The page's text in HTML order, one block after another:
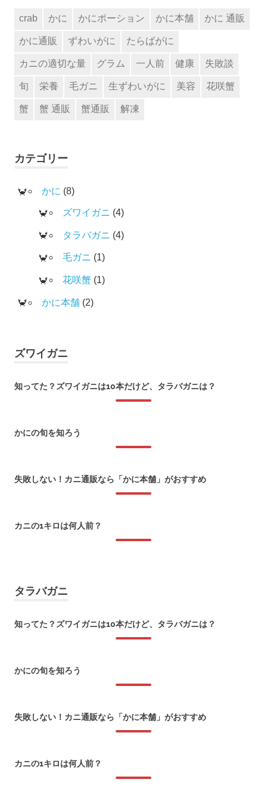
crab かに かにポーション かに本舗 かに 通販
かに通販 ずわいがに たらばがに
カニの適切な量 グラム 一人前 健康 失敗談
旬 栄養 毛ガニ 生ずわいがに 美容 花咲蟹
蟹 蟹 通販 蟹通販 解凍
カテゴリー
かに (8)
ズワイガニ (4)
タラバガニ (4)
毛ガニ (1)
花咲蟹 (1)
かに本舗(2)
ズワイガニ
知ってた？ズワイガニは10本だけど、タラバガニは？
かにの旬を知ろう
失敗しない！カニ通販なら「かに本舗」がおすすめ
カニの1キロは何人前？
タラバガニ
知ってた？ズワイガニは10本だけど、タラバガニは？
かにの旬を知ろう
失敗しない！カニ通販なら「かに本舗」がおすすめ
カニの1キロは何人前？